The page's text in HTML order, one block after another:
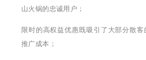
山火锅的忠诚用户；
限时的高权益优惠既吸引了大部分散
推广成本；